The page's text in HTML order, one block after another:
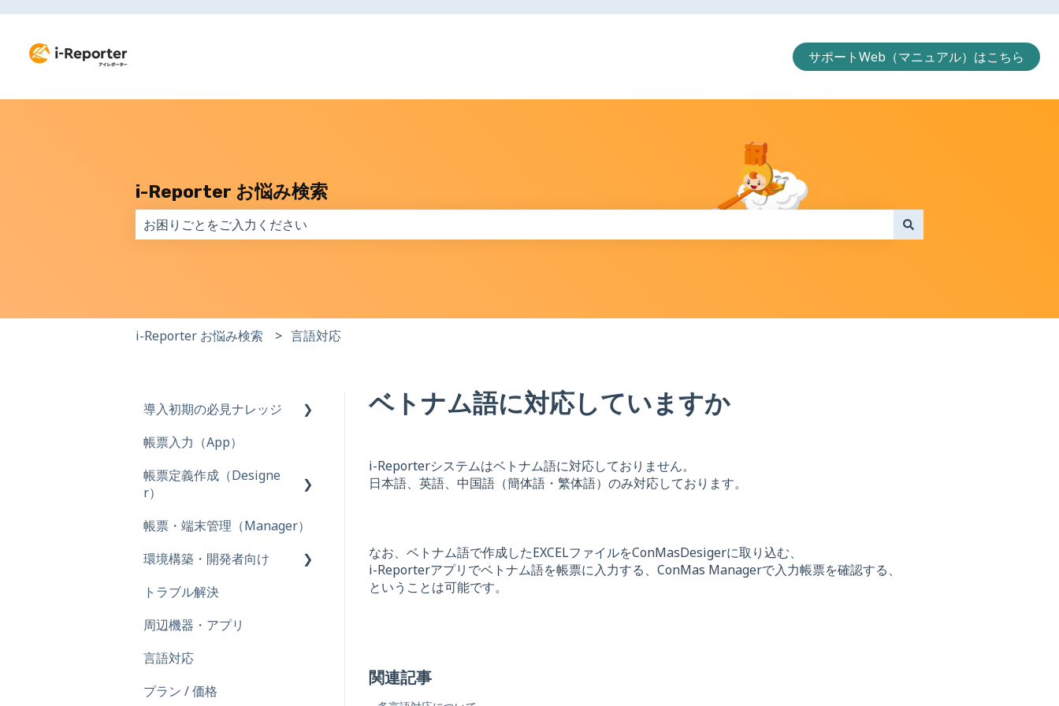
サポートWeb（マニュアル）はこちら
i-Reporter お悩み検索
i-Reporter お悩み検索 言語対応
ベトナム語に対応していますか
i-Reporterシステムはベトナム語に対応しておりません。
日本語、英語、中国語（簡体語・繁体語）のみ対応しております。
なお、ベトナム語で作成したEXCELファイルをConMasDesigerに取り込む、
i-Reporterアプリでベトナム語を帳票に入力する、ConMas Managerで入力帳票を確認する、
ということは可能です。
関連記事
導入初期の必見ナレッジ
まずは使ってみよう！
用語・仕様説明
帳票入力（App）
帳票定義作成（Designe
r）
クラスター種別
ネットワーク機能
Excel関数
帳票・端末管理（Manager）
環境構築・開発者向け
オンプレミス環境構築
接続・ライセンス
PostgeSQL（外部連携
トラブル解決
周辺機器・アプリ
言語対応
プラン / 価格